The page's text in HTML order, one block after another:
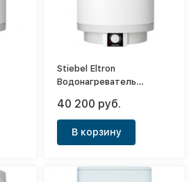
Stiebel Eltron
Водонагреватель
PSH 120 Trend
40 200 руб.
В корзину